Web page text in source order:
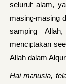
seluruh alam,
masing-masing
samping
menciptakan
Allah dalam
Hai manusia,